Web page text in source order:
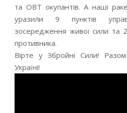
та ОВТ окупантів. А наші
уразили 9 пунктів
зосередження живої сили та 2
противника.
Вірте у Збройні Сили!
Україні!